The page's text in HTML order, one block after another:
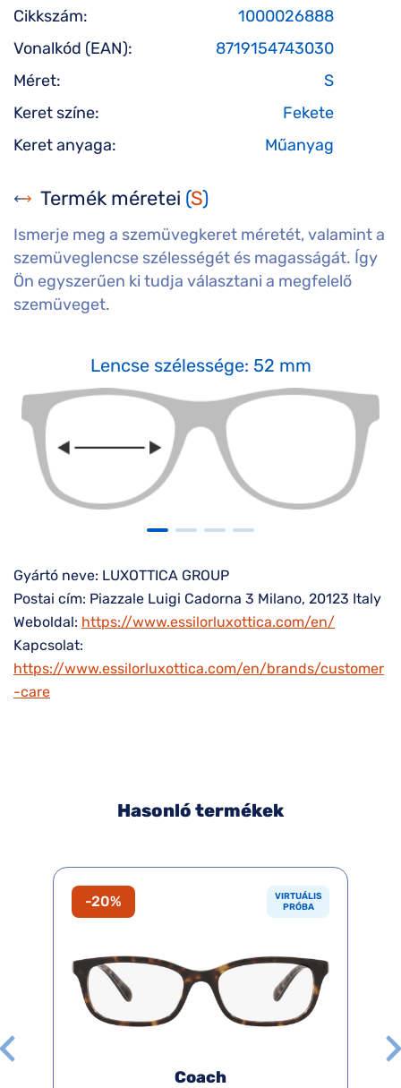
Cikkszám:
1000026888
Vonalkód (EAN):
8719154743030
Méret:
S
Keret színe:
Fekete
Keret anyaga:
Műanyag
Termék méretei (S)
Ismerje meg a szemüvegkeret méretét, valamint a
szemüveglencse szélességét és magasságát. Így
Ön egyszerűen ki tudja választani a megfelelő
szemüveget.
Lencse szélessége: 52 mm
Gyártó neve: LUXOTTICA GROUP
Postai cím: Piazzale Luigi Cadorna 3 Milano, 20123 Italy
Weboldal: https://www.essilorluxottica.com/en/
Kapcsolat:
https://www.essilorluxottica.com/en/brands/customer
-care
Hasonló termékek
-20%
VIRTUÁLIS
PRÓBA
Coach